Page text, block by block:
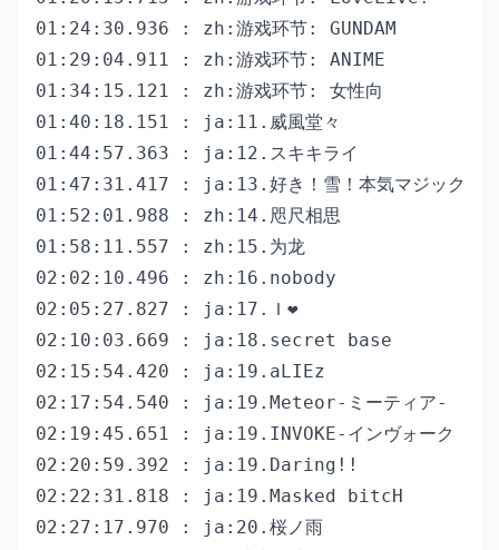
01:24:30.936 : zh:游戏环节: GUNDAM
01:29:04.911 : zh:游戏环节: ANIME
01:34:15.121 : zh:游戏环节: 女性向
01:40:18.151 : ja:11.威風堂々
01:44:57.363 : ja:12.スキキライ
01:47:31.417 : ja:13.好き！雪！本気マジック
01:52:01.988 : zh:14.咫尺相思
01:58:11.557 : zh:15.为龙
02:02:10.496 : zh:16.nobody
02:05:27.827 : ja:17.Ｉ❤
02:10:03.669 : ja:18.secret base
02:15:54.420 : ja:19.aLIEz
02:17:54.540 : ja:19.Meteor-ミーティア-
02:19:45.651 : ja:19.INVOKE-インヴォーク
02:20:59.392 : ja:19.Daring!!
02:22:31.818 : ja:19.Masked bitcH
02:27:17.970 : ja:20.桜ノ雨